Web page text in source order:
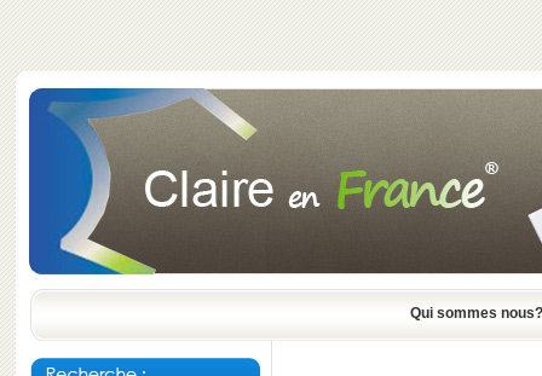
Qui sommes nous?